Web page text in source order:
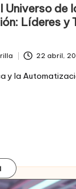
Universo de
Líderes y
22 abril,
y la